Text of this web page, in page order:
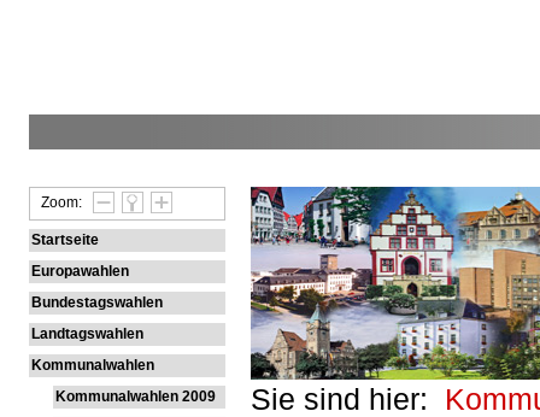
Zoom:
Startseite
Europawahlen
Bundestagswahlen
Landtagswahlen
Kommunalwahlen
Kommunalwahlen 2009
Sie sind hier: